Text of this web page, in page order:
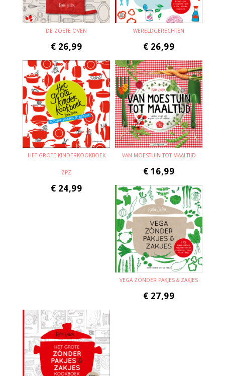
DE ZOETE OVEN
€ 26,99
WERELDGERECHTEN
€ 26,99
HET GROTE KINDERKOOKBOEK
ZPZ
€ 24,99
VAN MOESTUIN TOT MAALTIJD
€ 16,99
VEGA ZÓNDER PAKJES & ZAKJES
€ 27,99